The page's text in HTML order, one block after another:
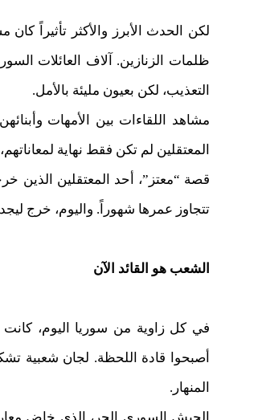
لكن الحدث الأبرز والأكثر تأثيراً
ظلمات الزنازين. آلاف العائلات
التعذيب، لكن بعيون مليئة بالأمل.
مشاهد اللقاءات بين الأمهات
المعتقلين لم تكن فقط نهاية
قصة “معتز”، أحد المعتقلين الذين
تتجاوز عمرها شهوراً. واليوم، خرج
الشعب هو القائد الآن
في كل زاوية من سوريا اليوم، كانت
أصبحوا قادة اللحظة. لجان شعبية
المنهار.